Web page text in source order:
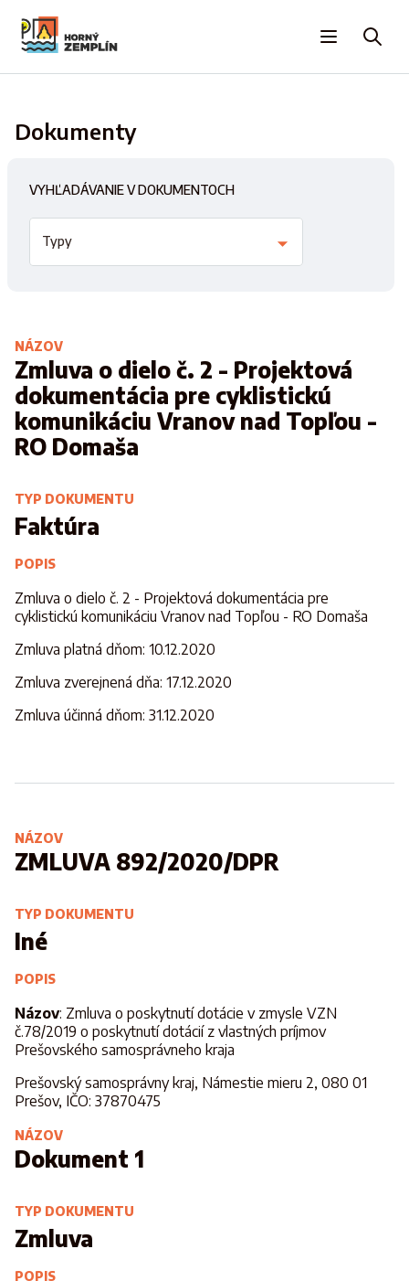
Dokumenty
VYHĽADÁVANIE V DOKUMENTOCH
Typy
NÁZOV
Zmluva o dielo č. 2 - Projektová
dokumentácia pre cyklistickú
komunikáciu Vranov nad Topľou -
RO Domaša
TYP DOKUMENTU
Faktúra
POPIS
Zmluva o dielo č. 2 - Projektová dokumentácia pre
cyklistickú komunikáciu Vranov nad Topľou - RO Domaša
Zmluva platná dňom: 10.12.2020
Zmluva zverejnená dňa: 17.12.2020
Zmluva účinná dňom: 31.12.2020
NÁZOV
ZMLUVA 892/2020/DPR
TYP DOKUMENTU
Iné
POPIS
Názov: Zmluva o poskytnutí dotácie v zmysle VZN
č.78/2019 o poskytnutí dotácií z vlastných príjmov
Prešovského samosprávneho kraja
Prešovský samosprávny kraj, Námestie mieru 2, 080 01
Prešov, IČO: 37870475
NÁZOV
Dokument 1
TYP DOKUMENTU
Zmluva
POPIS